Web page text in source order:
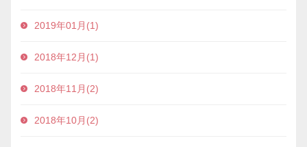
2019年01月(1)
2018年12月(1)
2018年11月(2)
2018年10月(2)